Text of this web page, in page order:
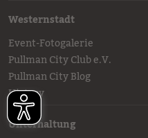
Westernstadt
Event-Fotogalerie
Pullman City Club e.V.
Pullman City Blog
History
Unterhaltung